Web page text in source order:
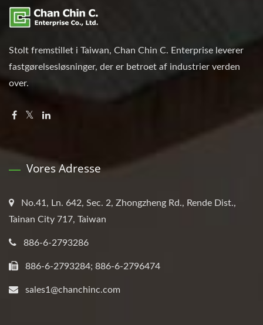
Stolt fremstillet i Taiwan, Chan Chin C. Enterprise leverer
fastgørelsesløsninger, der er betroet af industrier verden
over.
Vores Adresse
No.41, Ln. 642, Sec. 2, Zhongzheng Rd., Rende Dist.,
Tainan City 717, Taiwan
886-6-2793286
886-6-2793284; 886-6-2796474
sales1@chanchinc.com